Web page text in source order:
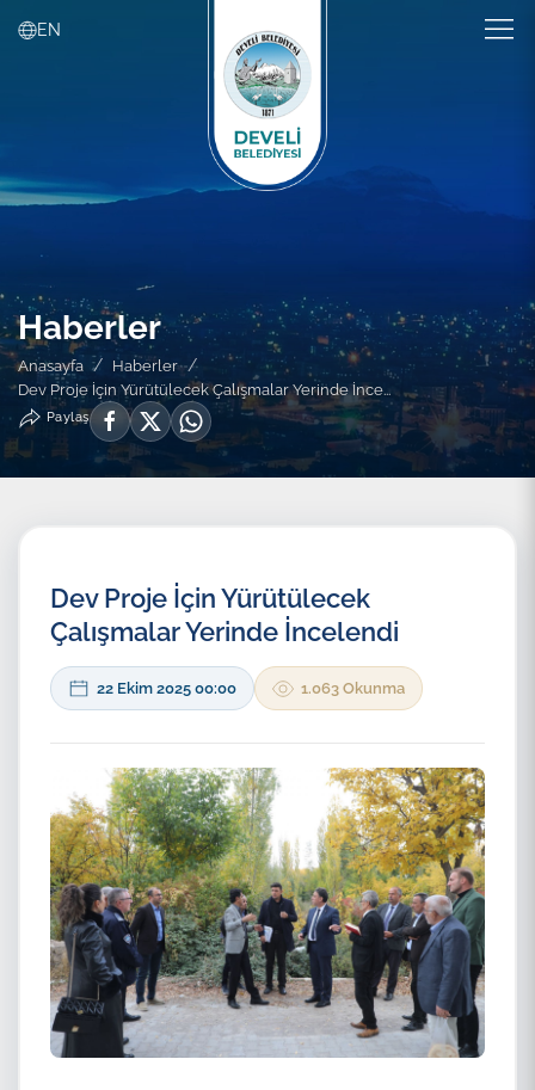
EN
Haberler
Anasayfa
Haberler
Dev Proje İçin Yürütülecek Çalışmalar Yerinde İnce...
Paylaş
Dev Proje İçin Yürütülecek
Çalışmalar Yerinde İncelendi
22 Ekim 2025 00:00 1.063 Okunma